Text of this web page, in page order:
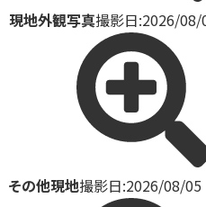
現地外観写真撮影日:2026/08/
その他現地撮影日:2026/08/05